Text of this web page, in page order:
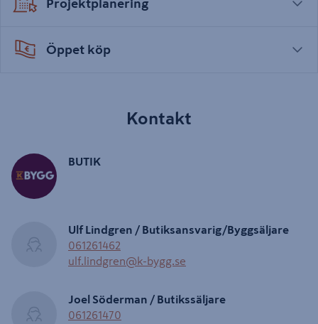
Projektplanering
Öppet köp
Kontakt
BUTIK
Ulf Lindgren / Butiksansvarig/Byggsäljare
061261462
ulf.lindgren@k-bygg.se
Joel Söderman / Butikssäljare
061261470